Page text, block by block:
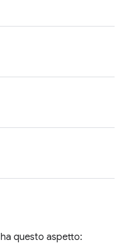
ha questo aspetto: